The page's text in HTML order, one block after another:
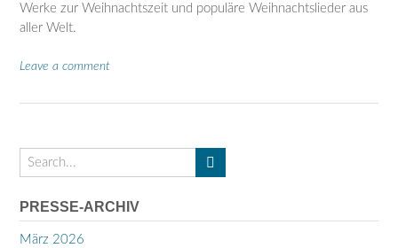
Werke zur Weihnachtszeit und populäre Weihnachtslieder aus
aller Welt.
Leave a comment
PRESSE-ARCHIV
März 2026